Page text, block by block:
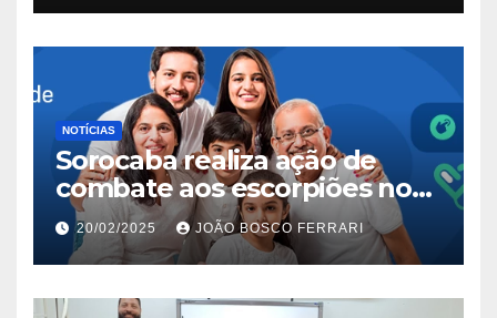
NOTÍCIAS
Sorocaba realiza ação de
combate aos escorpiões no
Jardim São Carlos
20/02/2025 JOÃO BOSCO FERRARI